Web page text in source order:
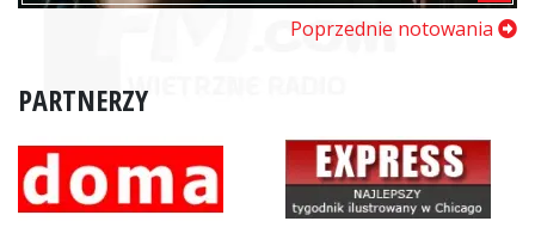
Poprzednie notowania
PARTNERZY